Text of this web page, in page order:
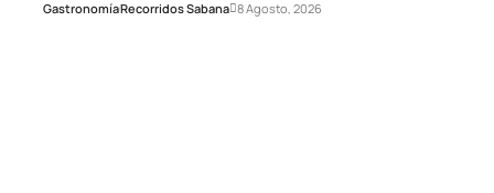
GastronomíaRecorridos Sabana 8 Agosto, 2026